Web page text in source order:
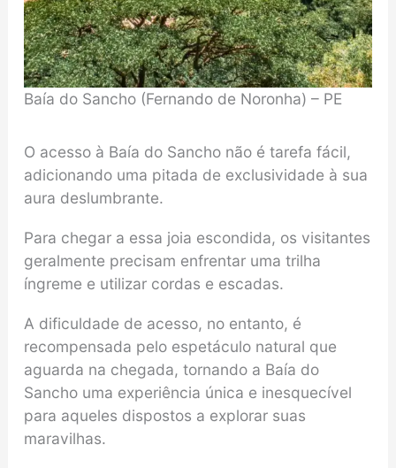
Baía do Sancho (Fernando de Noronha) – PE
O acesso à Baía do Sancho não é tarefa fácil,
adicionando uma pitada de exclusividade à sua
aura deslumbrante.
Para chegar a essa joia escondida, os visitantes
geralmente precisam enfrentar uma trilha
íngreme e utilizar cordas e escadas.
A dificuldade de acesso, no entanto, é
recompensada pelo espetáculo natural que
aguarda na chegada, tornando a Baía do
Sancho uma experiência única e inesquecível
para aqueles dispostos a explorar suas
maravilhas.